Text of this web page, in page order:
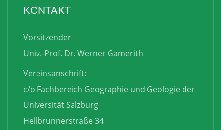
KONTAKT
Vorsitzender
Univ.-Prof. Dr. Werner Gamerith
Vereinsanschrift:
c/o Fachbereich Geographie und Geologie der
Universität Salzburg
Hellbrunnerstraße 34